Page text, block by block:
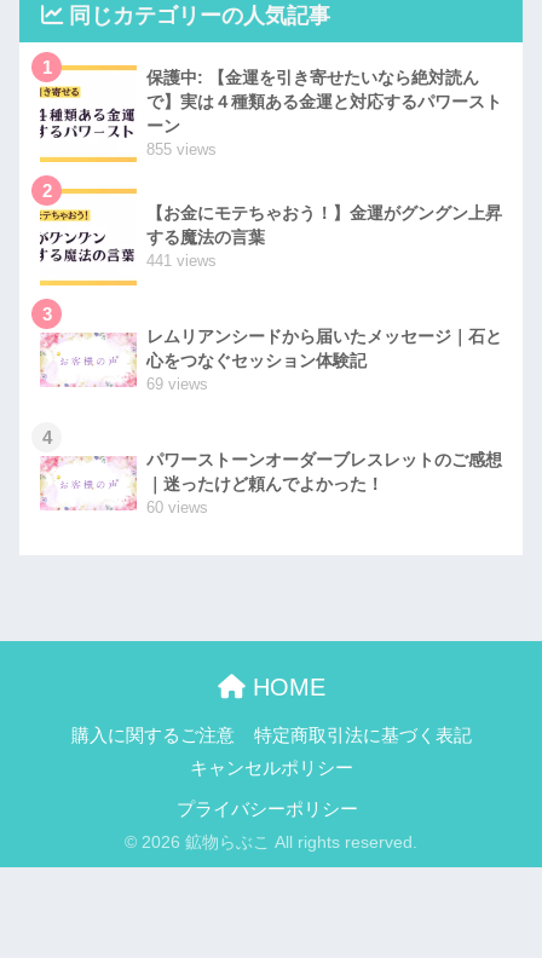
同じカテゴリーの人気記事
1
保護中: 【金運を引き寄せたいなら絶対読ん
で】実は４種類ある金運と対応するパワースト
ーン
855 views
2
【お金にモテちゃおう！】金運がグングン上昇
する魔法の言葉
441 views
3
レムリアンシードから届いたメッセージ｜石と
心をつなぐセッション体験記
69 views
4
パワーストーンオーダーブレスレットのご感想
｜迷ったけど頼んでよかった！
60 views
HOME
購入に関するご注意
特定商取引法に基づく表記
キャンセルポリシー
プライバシーポリシー
© 2026 鉱物らぶこ All rights reserved.